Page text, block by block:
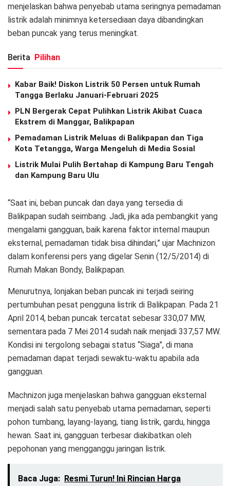
menjelaskan bahwa penyebab utama seringnya pemadaman
listrik adalah minimnya ketersediaan daya dibandingkan
beban puncak yang terus meningkat.
Berita Pilihan
Kabar Baik! Diskon Listrik 50 Persen untuk Rumah
Tangga Berlaku Januari-Februari 2025
PLN Bergerak Cepat Pulihkan Listrik Akibat Cuaca
Ekstrem di Manggar, Balikpapan
Pemadaman Listrik Meluas di Balikpapan dan Tiga
Kota Tetangga, Warga Mengeluh di Media Sosial
Listrik Mulai Pulih Bertahap di Kampung Baru Tengah
dan Kampung Baru Ulu
“Saat ini, beban puncak dan daya yang tersedia di
Balikpapan sudah seimbang. Jadi, jika ada pembangkit yang
mengalami gangguan, baik karena faktor internal maupun
eksternal, pemadaman tidak bisa dihindari,” ujar Machnizon
dalam konferensi pers yang digelar Senin (12/5/2014) di
Rumah Makan Bondy, Balikpapan.
Menurutnya, lonjakan beban puncak ini terjadi seiring
pertumbuhan pesat pengguna listrik di Balikpapan. Pada 21
April 2014, beban puncak tercatat sebesar 330,07 MW,
sementara pada 7 Mei 2014 sudah naik menjadi 337,57 MW.
Kondisi ini tergolong sebagai status “Siaga”, di mana
pemadaman dapat terjadi sewaktu-waktu apabila ada
gangguan.
Machnizon juga menjelaskan bahwa gangguan eksternal
menjadi salah satu penyebab utama pemadaman, seperti
pohon tumbang, layang-layang, tiang listrik, gardu, hingga
hewan. Saat ini, gangguan terbesar diakibatkan oleh
pepohonan yang mengganggu jaringan listrik.
Baca Juga: Resmi Turun! Ini Rincian Harga